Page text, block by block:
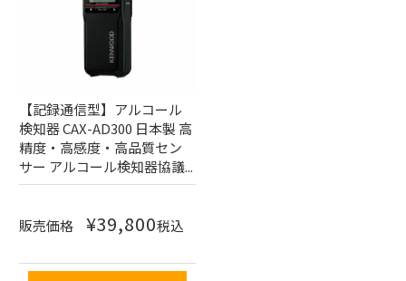
【記録通信型】アルコール
検知器 CAX-AD300 日本製 高
精度・高感度・高品質セン
サー アルコール検知器協議...
販売価格 ¥39,800税込